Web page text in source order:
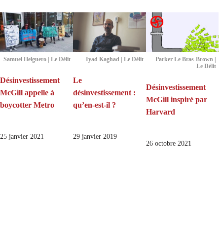
Samuel Helguero | Le Délit
Désinvestissement
McGill appelle à
boycotter Metro
25 janvier 2021
Iyad Kaghad | Le Délit
Le
désinvestissement :
qu’en-est-il ?
29 janvier 2019
Parker Le Bras-Brown |
Le Délit
Désinvestissement
McGill inspiré par
Harvard
26 octobre 2021